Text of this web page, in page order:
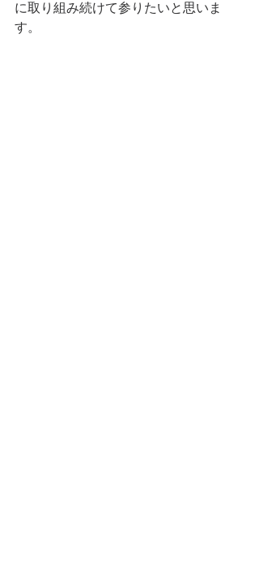
に取り組み続けて参りたいと思いま
す。